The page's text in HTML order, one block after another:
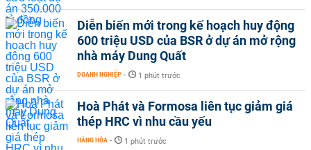
Diễn biến mới trong kế hoạch huy động
600 triệu USD của BSR ở dự án mở rộng
nhà máy Dung Quất
DOANH NGHIỆP - 1 phút trước
Hoà Phát và Formosa liên tục giảm giá
thép HRC vì nhu cầu yếu
HÀNG HÓA - 1 phút trước